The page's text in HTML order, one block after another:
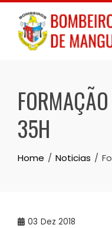
Skip
content
35H
Home Noticias
03 Dez 2018